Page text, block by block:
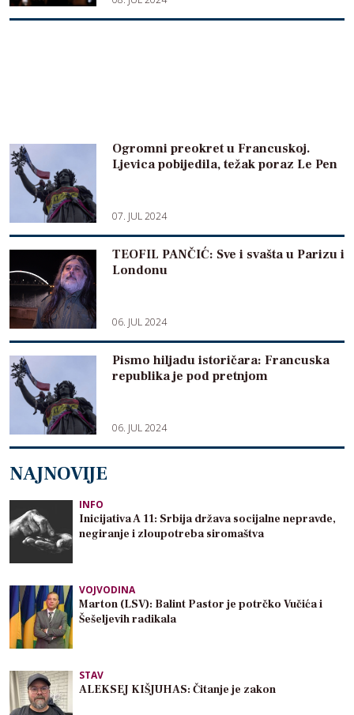
Ogromni preokret u Francuskoj.
Ljevica pobijedila, težak poraz Le Pen
07. JUL 2024
TEOFIL PANČIĆ: Sve i svašta u Parizu i
Londonu
06. JUL 2024
Pismo hiljadu istoričara: Francuska
republika je pod pretnjom
06. JUL 2024
NAJNOVIJE
INFO
Inicijativa A 11: Srbija država socijalne nepravde,
negiranje i zloupotreba siromaštva
VOJVODINA
Marton (LSV): Balint Pastor je potrčko Vučića i
Šešeljevih radikala
STAV
ALEKSEJ KIŠJUHAS: Čitanje je zakon